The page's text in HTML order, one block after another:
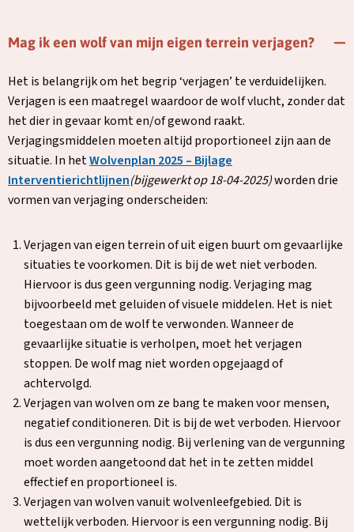
Mag ik een wolf van mijn eigen terrein verjagen?
Het is belangrijk om het begrip ‘verjagen’ te verduidelijken.
Verjagen is een maatregel waardoor de wolf vlucht, zonder dat
het dier in gevaar komt en/of gewond raakt.
Verjagingsmiddelen moeten altijd proportioneel zijn aan de
situatie. In hetWolvenplan 2025 – Bijlage
InterventierichtlijnenDeze
link
in
een
nieuw
tabblad
(bijgewerkt op 18-04-2025)worden drie
vormen van verjaging onderscheiden:
Verjagen van eigen terrein of uit eigen buurt om gevaarlijke
situaties te voorkomen. Dit is bij de wet niet verboden.
Hiervoor is dus geen vergunning nodig. Verjaging mag
bijvoorbeeld met geluiden of visuele middelen. Het is niet
toegestaan om de wolf te verwonden. Wanneer de
gevaarlijke situatie is verholpen, moet het verjagen
stoppen. De wolf mag niet worden opgejaagd of
achtervolgd.
Verjagen van wolven om ze bang te maken voor mensen,
negatief conditioneren. Dit is bij de wet verboden. Hiervoor
is dus een vergunning nodig. Bij verlening van de vergunning
moet worden aangetoond dat het in te zetten middel
effectief en proportioneel is.
Verjagen van wolven vanuit wolvenleefgebied. Dit is
wettelijk verboden. Hiervoor is een vergunning nodig. Bij